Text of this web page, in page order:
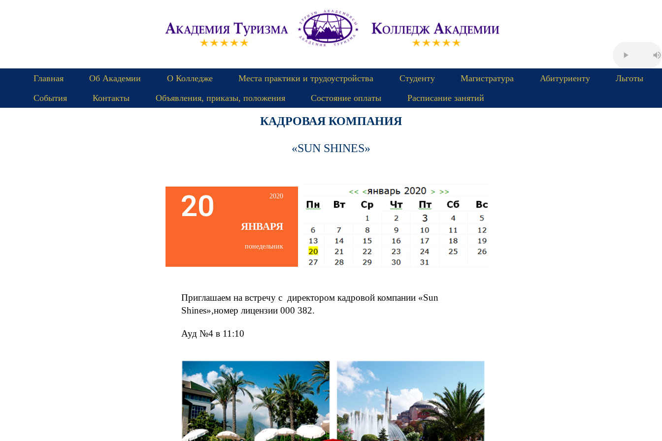
Главная Об Академии О Колледже Места практики и трудоустройства Студенту Магистратура Абитуриенту
Льготы
События
Контакты Объявления, приказы, положения Состояние оплаты Расписание занятий
КАДРОВАЯ КОМПАНИЯ
«SUN SHINES»
20 2020
ЯНВАРЯ
понедельник
Приглашаем на встречу с директором кадровой компании «Sun
Shines»,номер лицензии 000 382.
Ауд №4 в 11:10